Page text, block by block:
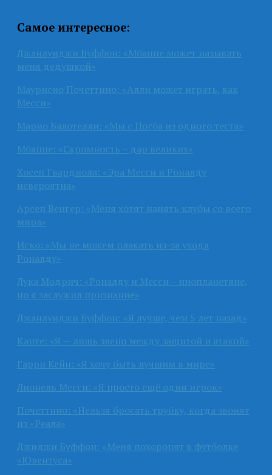
Самое интересное:
Джанлуиджи Буффон: «Мбаппе может называть
меня дедушкой»
Маурисио Почеттино: «Алли может играть, как
Месси»
Марио Балотелли: «Мы с Погба из одного теста»
Мбаппе: «Скромность – дар великих»
Хосеп Гвардиола: «Эра Месси и Роналду
невероятна»
Арсен Венгер: «Меня хотят нанять клубы со всего
мира»
Иско: «Мы не можем плакать из-за ухода
Роналду»
Лука Модрич: «Роналду и Месси – инопланетяне,
но я заслужил признание»
Джанлуиджи Буффон: «Я лучше, чем 5 лет назад»
Канте: «Я — лишь звено между защитой и атакой»
Гарри Кейн: «Я хочу быть лучшим в мире»
Лионель Месси: «Я просто ещё один игрок»
Почеттино: «Нельзя бросать трубку, когда звонят
из «Реала»
Джиджи Буффон: «Меня похоронят в футболке
«Ювентуса»